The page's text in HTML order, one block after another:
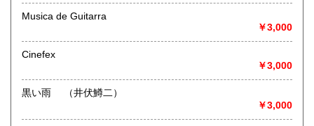
書籍の買取について
取り扱い分野
総記、哲学宗教、歴史、社会科学、自然科学、美術工芸、国
語国文、外国文学、古典籍、近代文献、趣味、外国書、サブ
Musica de Guitarra
￥3,000
Cinefex
￥3,000
黒い雨 （井伏鱒二）
￥3,000